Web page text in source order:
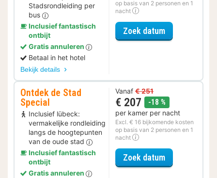
Stadsrondleiding per
bus
Inclusief fantastisch
ontbijt
Gratis annuleren
Betaal in het hotel
Bekijk details
op basis van 2 personen en 1
nacht
Zoek datumvoor
Ontdek de Stad
Special
Inclusief lübeck:
vermakelijke rondleiding
langs de hoogtepunten
van de oude stad
Inclusief fantastisch
ontbijt
Gratis annuleren
Vanaf € 251
€ 207 -18 %
per kamer per nacht
Excl. € 16 bijkomende kosten
op basis van 2 personen en 1
nacht
Zoek datumvoor Ontdek